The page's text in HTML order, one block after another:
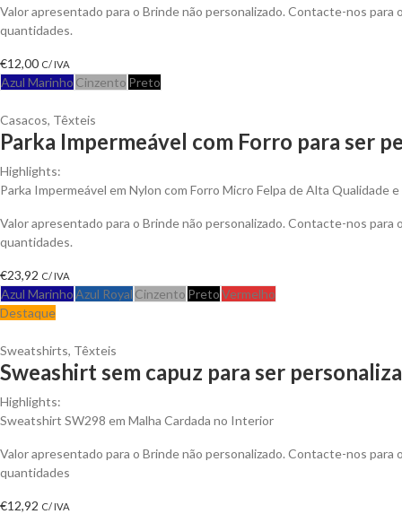
Valor apresentado para o Brinde não personalizado. Contacte-nos
quantidades.
€12,00 C/ IVA
Azul Marinho Cinzento Preto
Casacos, Têxteis
Parka Impermeável com Forro para ser
Highlights:
Parka Impermeável em Nylon com Forro Micro Felpa de Alta Qualidade
Valor apresentado para o Brinde não personalizado. Contacte-nos
quantidades.
€23,92 C/ IVA
Azul MarinhoAzul Royal Cinzento PretoVermelho
Destaque
Sweatshirts, Têxteis
Sweashirt sem capuz para ser
Highlights:
Sweatshirt SW298 em Malha Cardada no Interior
Valor apresentado para o Brinde não personalizado. Contacte-nos
quantidades
€12,92 C/ IVA